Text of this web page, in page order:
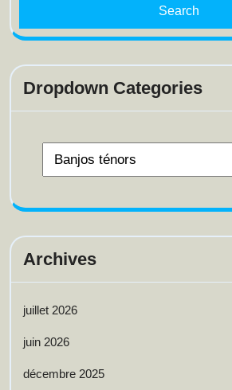
Dropdown Categories
Archives
juillet 2026
juin 2026
décembre 2025